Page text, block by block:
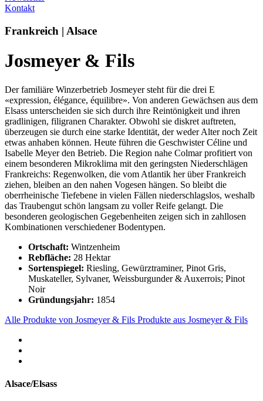
Kontakt
Frankreich | Alsace
Josmeyer & Fils
Der familiäre Winzerbetrieb Josmeyer steht für die drei E
«expression, élégance, équilibre». Von anderen Gewächsen aus dem
Elsass unterscheiden sie sich durch ihre Reintönigkeit und ihren
gradlinigen, filigranen Charakter. Obwohl sie diskret auftreten,
überzeugen sie durch eine starke Identität, der weder Alter noch Zeit
etwas anhaben können. Heute führen die Geschwister Céline und
Isabelle Meyer den Betrieb. Die Region nahe Colmar profitiert von
einem besonderen Mikroklima mit den geringsten Niederschlägen
Frankreichs: Regenwolken, die vom Atlantik her über Frankreich
ziehen, bleiben an den nahen Vogesen hängen. So bleibt die
oberrheinische Tiefebene in vielen Fällen niederschlagslos, weshalb
das Traubengut schön langsam zu voller Reife gelangt. Die
besonderen geologischen Gegebenheiten zeigen sich in zahllosen
Kombinationen verschiedener Bodentypen.
Ortschaft: Wintzenheim
Rebfläche: 28 Hektar
Sortenspiegel: Riesling, Gewürztraminer, Pinot Gris,
Muskateller, Sylvaner, Weissburgunder & Auxerrois; Pinot
Noir
Gründungsjahr: 1854
Alle Produkte von Josmeyer & Fils Produkte aus Josmeyer & Fils
Alsace/Elsass